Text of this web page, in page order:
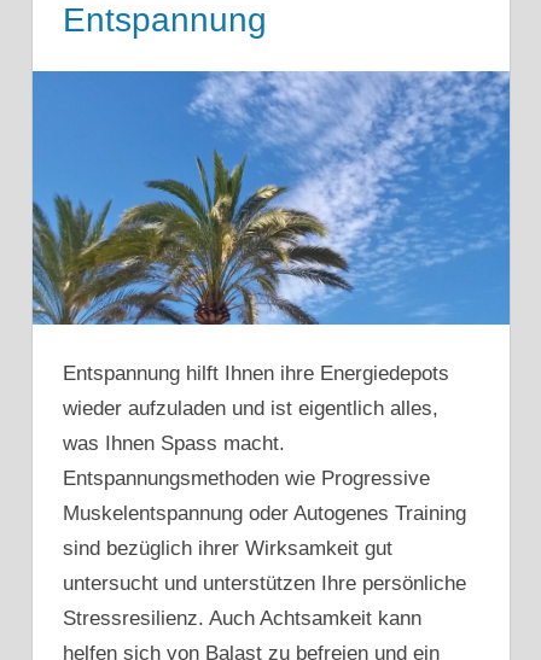
Entspannung
Entspannung hilft Ihnen ihre Energiedepots
wieder aufzuladen und ist eigentlich alles,
was Ihnen Spass macht.
Entspannungsmethoden wie Progressive
Muskelentspannung oder Autogenes Training
sind bezüglich ihrer Wirksamkeit gut
untersucht und unterstützen Ihre persönliche
Stressresilienz. Auch Achtsamkeit kann
helfen sich von Balast zu befreien und ein